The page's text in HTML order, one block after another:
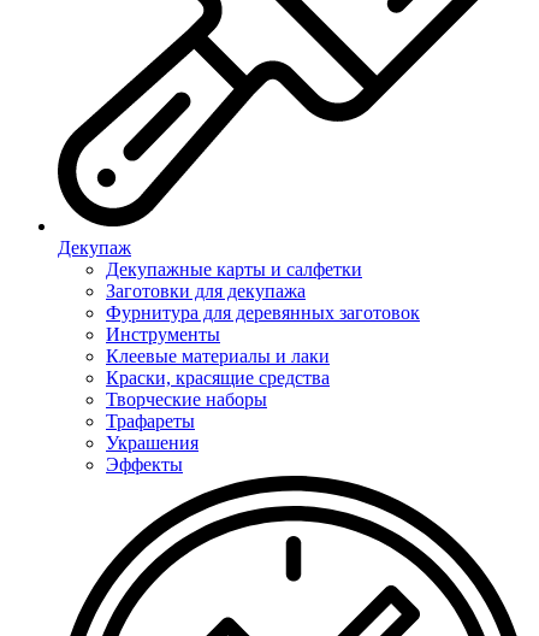
Декупаж
Декупажные карты и салфетки
Заготовки для декупажа
Фурнитура для деревянных заготовок
Инструменты
Клеевые материалы и лаки
Краски, красящие средства
Творческие наборы
Трафареты
Украшения
Эффекты